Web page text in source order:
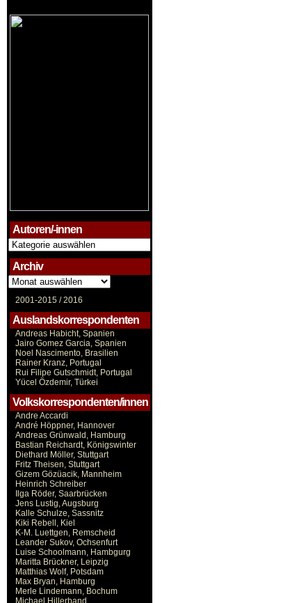
Autoren/-innen
Autoren/-
innen
Archiv
Archiv
2001-2015 /2016
Auslandskorrespondenten
Andreas Habicht, Spanien
Jairo Gomez Garcia, Spanien
Noel Nascimento, Brasilien
Rainer Kranz, Portugal
Rui Filipe Gutschmidt, Portugal
Yücel Özdemir, Türkei
Volkskorrespondenten/innen
Andre Accardi
André Höppner, Hannover
Andreas Grünwald, Hamburg
Bastian Reichardt, Königswinter
Diethard Möller, Stuttgart
Fritz Theisen, Stuttgart
Gizem Gözüacik, Mannheim
Heinrich Schreiber
Ilga Röder, Saarbrücken
Jens Lustig, Augsburg
Kalle Schulze, Sassnitz
Kiki Rebell, Kiel
K-M. Luettgen, Remscheid
Leander Sukov, Ochsenfurt
Luise Schoolmann, Hambgurg
Maritta Brückner, Leipzig
Matthias Wolf, Potsdam
Max Bryan, Hamburg
Merle Lindemann, Bochum
Michael Hillerband,